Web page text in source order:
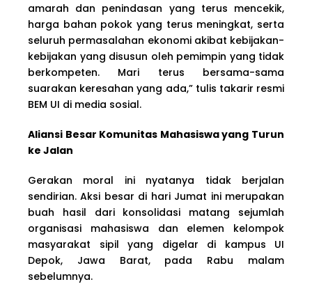
amarah dan penindasan yang terus mencekik,
harga bahan pokok yang terus meningkat, serta
seluruh permasalahan ekonomi akibat kebijakan-
kebijakan yang disusun oleh pemimpin yang tidak
berkompeten. Mari terus bersama-sama
suarakan keresahan yang ada,” tulis takarir resmi
BEM UI di media sosial.
Aliansi Besar Komunitas Mahasiswa yang Turun
ke Jalan
Gerakan moral ini nyatanya tidak berjalan
sendirian. Aksi besar di hari Jumat ini merupakan
buah hasil dari konsolidasi matang sejumlah
organisasi mahasiswa dan elemen kelompok
masyarakat sipil yang digelar di kampus UI
Depok, Jawa Barat, pada Rabu malam
sebelumnya.